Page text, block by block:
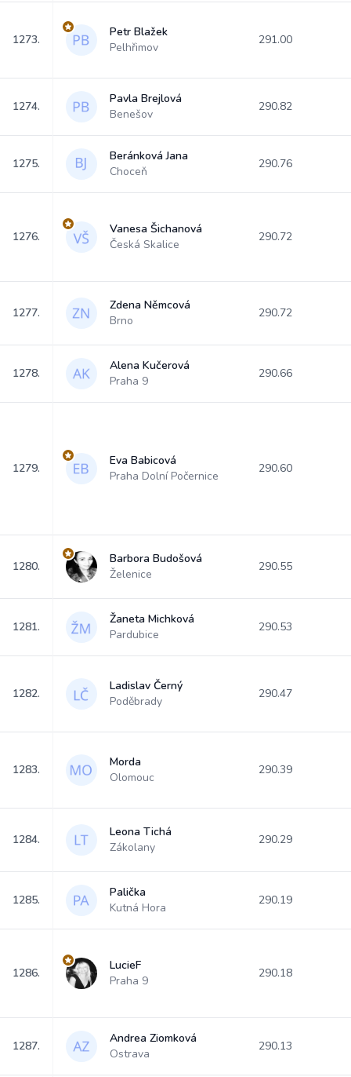
1273.
Petr Blažek
Pelhřimov
291.00
1274.
Pavla Brejlová
Benešov
290.82
1275.
Beránková Jana
Choceň
290.76
1276.
Vanesa Šichanová
Česká Skalice
290.72
1277.
Zdena Němcová
Brno
290.72
1278.
Alena Kučerová
Praha 9
290.66
1279.
Eva Babicová
Praha Dolní Počernice
290.60
1280.
Barbora Budošová
Želenice
290.55
1281.
Žaneta Michková
Pardubice
290.53
1282.
Ladislav Černý
Poděbrady
290.47
1283.
Morda
Olomouc
290.39
1284.
Leona Tichá
Zákolany
290.29
1285.
Palička
Kutná Hora
290.19
1286.
LucieF
Praha 9
290.18
1287.
Andrea Ziomková
Ostrava
290.13